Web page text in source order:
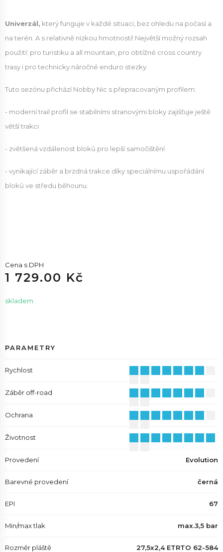
Univerzál, který funguje v každé situaci, bez ohledu na počasí a
na terén. A s relativně nízkou hmotností! Největší možný rozsah
použití: pro turistiku a all mountain, pro obtížné cross country
trasy i pro technicky náročné enduro stezky.
Tuto sezónu přichází Nobby Nic s přepracovaným profilem:
- moderní trail profil se stabilními stranovými bloky zajišťuje ještě
větší trakci
- zvětšená vzdálenost bloků pro lepší samočištění
- vynikající záběr a brzdná trakce díky speciálnímu uspořádání
bloků ve středu běhounu.
Cena s DPH
1 729.00 Kč
skladem
PARAMETRY
Rychlost
Záběr off-road
Ochrana
Životnost
Provedení Evolution
Barevné provedení černá
EPI 67
Min/max tlak max.3,5 bar
Rozměr pláště 27,5x2,4 ETRTO 62-584